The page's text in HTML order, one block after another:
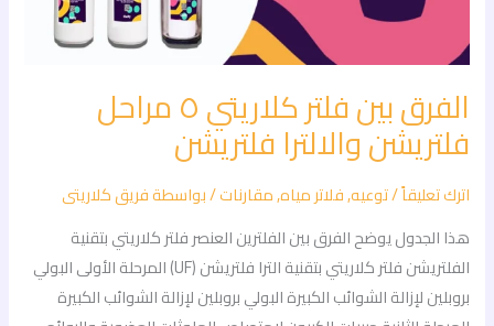
الفرق بين فلتر كلاريتي ٥ مراحل
فلتريشن والالترا فلتريشن
اترك تعليقاً/توعيه,فلاتر مياه,مقارنات/ بواسطةفريق كلاريتى
هذا الجدول يوضح الفرق بين الفلترين العنصر فلتر كلاريتي بتقنية
الفلتريشن فلتر كلاريتي بتقنية الترا فلتريشن (UF) المرحلة الأولى البولي
بروبلين لإزالة الشوائب الكبيرة البولي بروبلين لإزالة الشوائب الكبيرة